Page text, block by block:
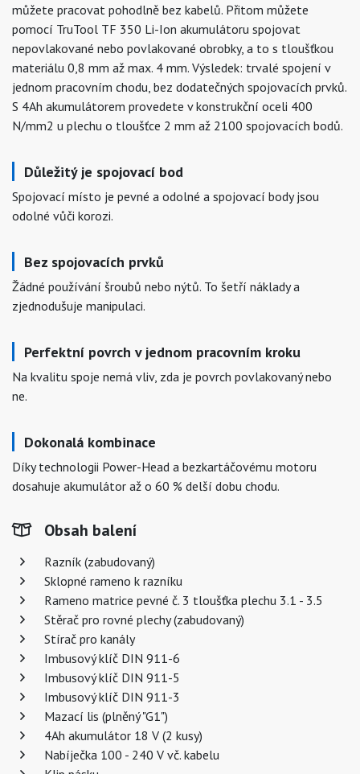
můžete pracovat pohodlně bez kabelů. Přitom můžete
pomocí TruTool TF 350 Li-Ion akumulátoru spojovat
nepovlakované nebo povlakované obrobky, a to s tloušťkou
materiálu 0,8 mm až max. 4 mm. Výsledek: trvalé spojení v
jednom pracovním chodu, bez dodatečných spojovacích prvků.
S 4Ah akumulátorem provedete v konstrukční oceli 400
N/mm2 u plechu o tloušťce 2 mm až 2100 spojovacích bodů.
Důležitý je spojovací bod
Spojovací místo je pevné a odolné a spojovací body jsou
odolné vůči korozi.
Bez spojovacích prvků
Žádné používání šroubů nebo nýtů. To šetří náklady a
zjednodušuje manipulaci.
Perfektní povrch v jednom pracovním kroku
Na kvalitu spoje nemá vliv, zda je povrch povlakovaný nebo
ne.
Dokonalá kombinace
Díky technologii Power-Head a bezkartáčovému motoru
dosahuje akumulátor až o 60 % delší dobu chodu.
Obsah balení
Razník (zabudovaný)
Sklopné rameno k razníku
Rameno matrice pevné č. 3 tloušťka plechu 3.1 - 3.5
Stěrač pro rovné plechy (zabudovaný)
Stírač pro kanály
Imbusový klíč DIN 911-6
Imbusový klíč DIN 911-5
Imbusový klíč DIN 911-3
Mazací lis (plněný "G1")
4Ah akumulátor 18 V (2 kusy)
Nabíječka 100 - 240 V vč. kabelu